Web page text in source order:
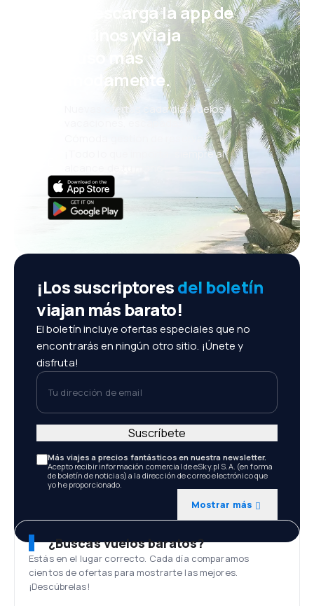
¡Eh! Descarga la app de
eDestinos y viaja
incluso más
cómodamente.
Nuevas ofertas cada día: vuelos,
vacaciones, escapadas
Cómoda gestión de reservas
¡Todo lo que importa, siempre al
¡Los suscriptoresdel boletín
viajan más barato!
El boletín incluye ofertas especiales que no
encontrarás en ningún otro sitio. ¡Únete y
disfruta!
Tu dirección de email
Más viajes a precios fantásticos en nuestra newsletter.
Acepto recibir información comercial de eSky.pl S.A. (en forma
de boletín de noticias) a la dirección de correo electrónico que
yo he proporcionado.
Mostrar más
Suscríbete
¿Buscas vuelos baratos?
Estás en el lugar correcto. Cada día comparamos
cientos de ofertas para mostrarte las mejores.
¡Descúbrelas!